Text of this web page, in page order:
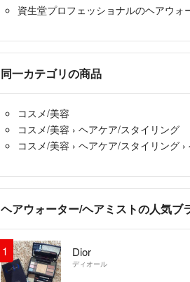
資生堂プロフェッショナルのヘアウォ
同一カテゴリの商品
コスメ/美容
コスメ/美容 › ヘアケア/スタイリング
コスメ/美容 › ヘアケア/スタイリング ›
ヘアウォーター/ヘアミストの人気ブ
1 Dior
ディオール